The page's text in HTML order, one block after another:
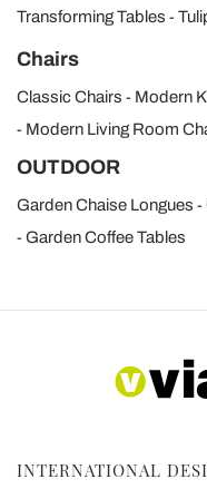
Transforming Tables
Chairs
Classic Chairs
Modern
Modern Living Room
OUTDOOR
Garden Chaise Longues
Garden Coffee Tables
INTERNATIONAL